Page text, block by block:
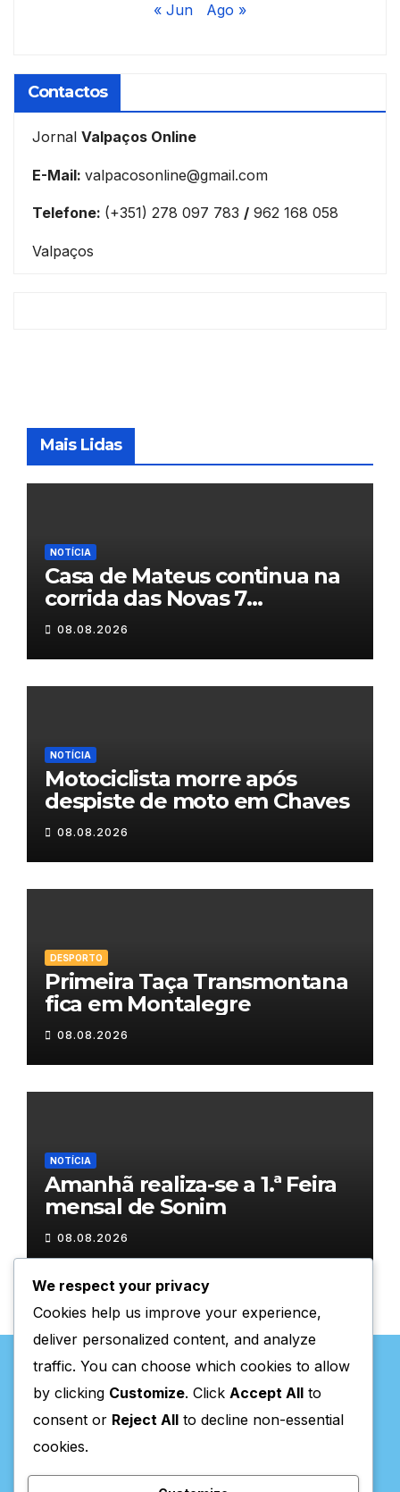
« Jun Ago »
Contactos
Jornal Valpaços Online
E-Mail: valpacosonline@gmail.com
Telefone: (+351) 278 097 783 / 962 168 058
Valpaços
Mais Lidas
NOTÍCIA
Casa de Mateus continua na
corrida das Novas 7
Maravilhas de Portugal
08.08.2026
NOTÍCIA
Motociclista morre após
despiste de moto em Chaves
08.08.2026
DESPORTO
Primeira Taça Transmontana
fica em Montalegre
08.08.2026
NOTÍCIA
Amanhã realiza-se a 1.ª Feira
mensal de Sonim
08.08.2026
Valpaços Online
We respect your privacy
Cookies help us improve your experience,
deliver personalized content, and analyze
traffic. You can choose which cookies to allow
by clicking Customize. Click Accept All to
consent or Reject All to decline non-essential
cookies.